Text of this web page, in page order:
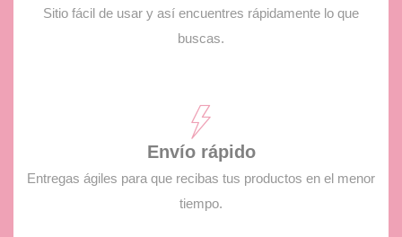
Sitio fácil de usar y así encuentres rápidamente lo que
buscas.
Envío rápido
Entregas ágiles para que recibas tus productos en el menor
tiempo.